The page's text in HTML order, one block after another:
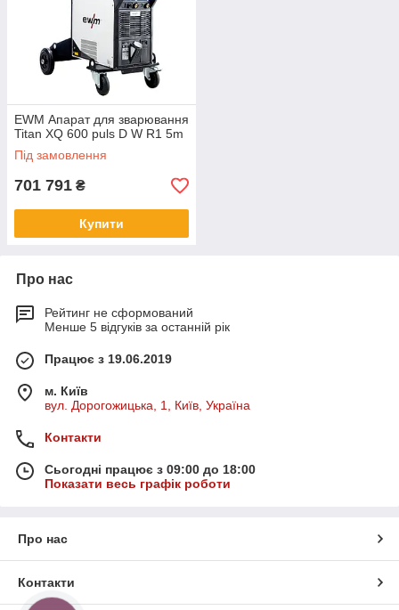
EWM Апарат для зварювання
Titan XQ 600 puls D W R1 5m
Під замовлення
701 791 ₴
Купити
Про нас
Рейтинг не сформований
Менше 5 відгуків за останній рік
Працює з 19.06.2019
м. Київ
вул. Дорогожицька, 1, Київ, Україна
Контакти
Сьогодні працює з 09:00 до 18:00
Показати весь графік роботи
Про нас
Контакти